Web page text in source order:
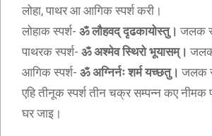
लोहा, पाथर आ आगिक स्पर्श करी।
लोहाक स्पर्श- ॐ लौहवद् दृढकायोस्तु। जलक
पाथरक स्पर्श- ॐ अश्मेव स्थिरो भूयासम्। जलक
आगिक स्पर्श- ॐ अग्निर्नः शर्म यच्छतु। जलक
एहि तीनूक स्पर्श तीन चक्र सम्पन्न कए
घर जाइ।